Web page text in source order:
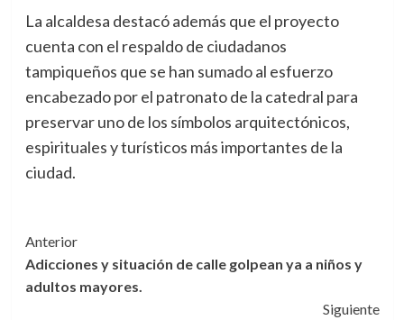
La alcaldesa destacó además que el proyecto
cuenta con el respaldo de ciudadanos
tampiqueños que se han sumado al esfuerzo
encabezado por el patronato de la catedral para
preservar uno de los símbolos arquitectónicos,
espirituales y turísticos más importantes de la
ciudad.
Navegación
de
entradas
Anterior
Adicciones y situación de calle golpean ya a niños y
adultos mayores.
Siguiente